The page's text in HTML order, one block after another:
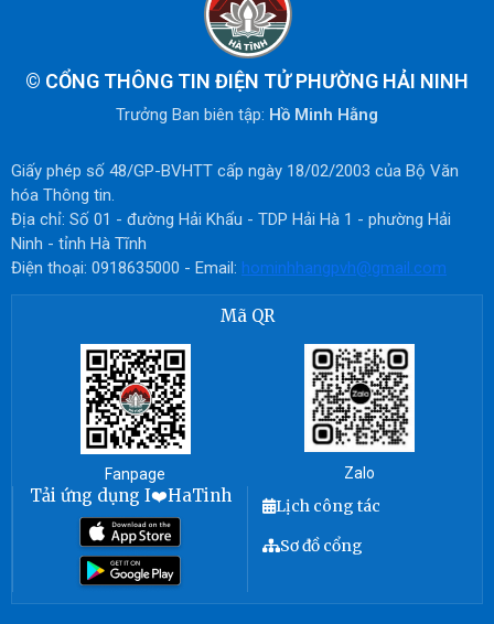
© CỔNG THÔNG TIN ĐIỆN TỬ PHƯỜNG HẢI NINH
Trưởng Ban biên tập: Hồ Minh Hằng
Giấy phép số 48/GP-BVHTT cấp ngày 18/02/2003 của Bộ Văn
hóa Thông tin.
Địa chỉ: Số 01 - đường Hải Khẩu - TDP Hải Hà 1 - phường Hải
Ninh - tỉnh Hà Tĩnh
Điện thoại: 0918635000 - Email: hominhhangpvh@gmail.com
Mã QR
Fanpage Zalo
Tải ứng dụng I❤️HaTinh
Lịch công tác
Sơ đồ cổng